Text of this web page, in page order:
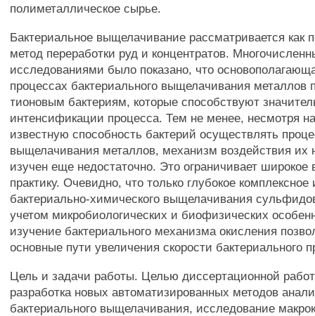
полиметаллическое сырье.
Бактериальное выщелачивание рассматривается как
метод переработки руд и концентратов.
исследованиями было показано, что
процессах бактериального выщелачивания металлов
тионовым бактериям, которые способствуют
интенсификации процесса. Тем не менее, несмотря
известную способность бактерий осуществлять
выщелачивания металлов, механизм воздействия их
изучен еще недостаточно. Это ограничивает широкое
практику. Очевидно, что только глубокое
бактериально-химического выщелачивания
учетом микробиологических и биофизических
изучение бактериального механизма окисления
основные пути увеличения скорости бактериального
Цель и задачи работы. Целью диссертационной
разработка новых автоматизированных методов
бактериального выщелачивания, исследование